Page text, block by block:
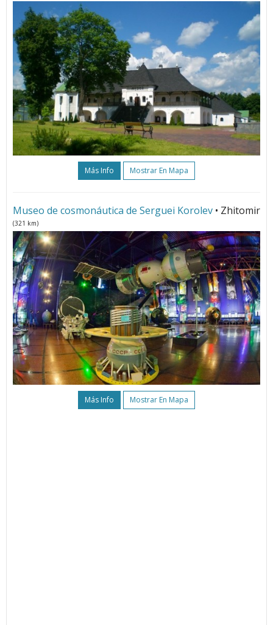
Más Info Mostrar En Mapa
Museo de cosmonáutica de Serguei Korolev • Zhitomir
(321 km)
Más Info Mostrar En Mapa